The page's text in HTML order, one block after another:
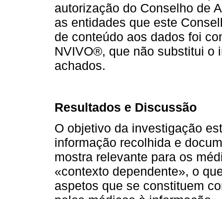
autorização do Conselho de
as entidades que este
de conteúdo aos dados foi
NVIVO®, que não substitui o
achados.
Resultados e Discussão
O objetivo da investigação
informação recolhida e
mostra relevante para os
«contexto dependente», o
aspetos que se constituem